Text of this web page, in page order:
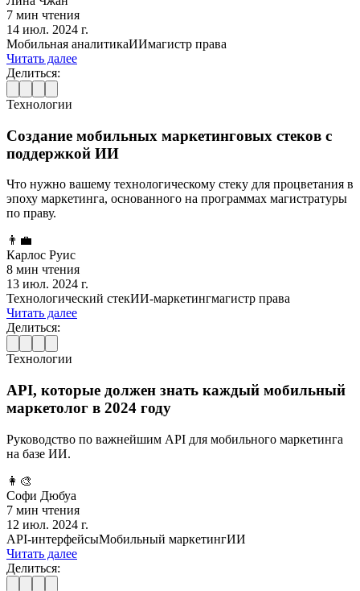
7 мин чтения
14 июл. 2024 г.
Мобильная аналитикаИИмагистр права
Читать далее
Делиться:
Технологии
Создание мобильных маркетинговых стеков с
поддержкой ИИ
Что нужно вашему технологическому стеку для процветания в
эпоху маркетинга, основанного на программах магистратуры
по праву.
👨‍💼
Карлос Руис
8 мин чтения
13 июл. 2024 г.
Технологический стекИИ-маркетингмагистр права
Читать далее
Делиться:
Технологии
API, которые должен знать каждый мобильный
маркетолог в 2024 году
Руководство по важнейшим API для мобильного маркетинга
на базе ИИ.
👩‍🎨
Софи Дюбуа
7 мин чтения
12 июл. 2024 г.
API-интерфейсыМобильный маркетингИИ
Читать далее
Делиться: